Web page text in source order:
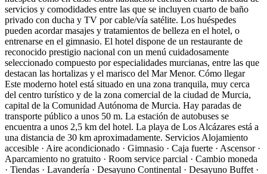
servicios y comodidades entre las que se incluyen cuarto de baño
privado con ducha y TV por cable/vía satélite. Los huéspedes
pueden acordar masajes y tratamientos de belleza en el hotel, o
entrenarse en el gimnasio. El hotel dispone de un restaurante de
reconocido prestigio nacional con un menú cuidadosamente
seleccionado compuesto por especialidades murcianas, entre las que
destacan las hortalizas y el marisco del Mar Menor. Cómo llegar
Este moderno hotel está situado en una zona tranquila, muy cerca
del centro turístico y de la zona comercial de la ciudad de Murcia,
capital de la Comunidad Autónoma de Murcia. Hay paradas de
transporte público a unos 50 m. La estación de autobuses se
encuentra a unos 2,5 km del hotel. La playa de Los Alcázares está a
una distancia de 30 km aproximadamente. Servicios Alojamiento
accesible · Aire acondicionado · Gimnasio · Caja fuerte · Ascensor ·
Aparcamiento no gratuito · Room service parcial · Cambio moneda
· Tiendas · Lavandería · Desayuno Continental · Desayuno Buffet ·